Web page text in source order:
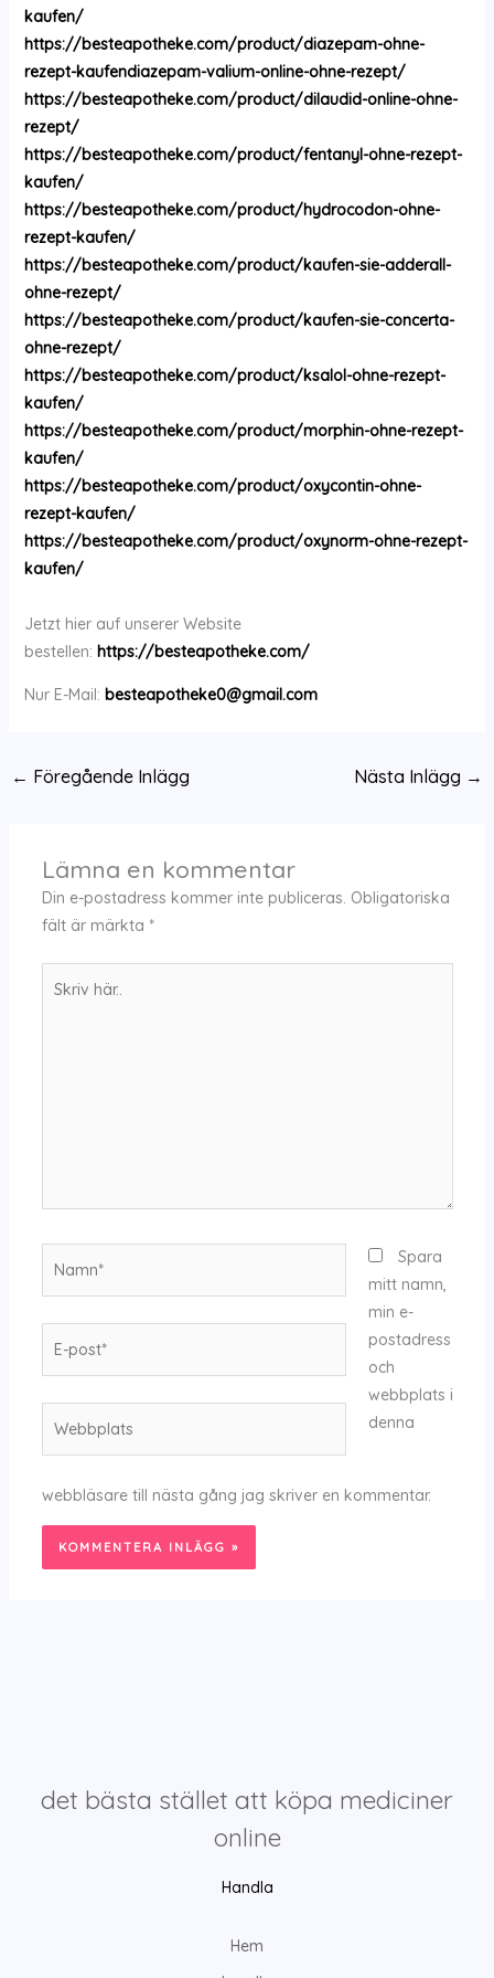
kaufen/
https://besteapotheke.com/product/diazepam-ohne-
rezept-kaufendiazepam-valium-online-ohne-rezept/
https://besteapotheke.com/product/dilaudid-online-ohne-
rezept/
https://besteapotheke.com/product/fentanyl-ohne-rezept-
kaufen/
https://besteapotheke.com/product/hydrocodon-ohne-
rezept-kaufen/
https://besteapotheke.com/product/kaufen-sie-adderall-
ohne-rezept/
https://besteapotheke.com/product/kaufen-sie-concerta-
ohne-rezept/
https://besteapotheke.com/product/ksalol-ohne-rezept-
kaufen/
https://besteapotheke.com/product/morphin-ohne-rezept-
kaufen/
https://besteapotheke.com/product/oxycontin-ohne-
rezept-kaufen/
https://besteapotheke.com/product/oxynorm-ohne-rezept-
kaufen/
Jetzt hier auf unserer Website
bestellen: https://besteapotheke.com/
Nur E-Mail: besteapotheke0@gmail.com
← Föregående Inlägg Nästa Inlägg →
Lämna en kommentar
Din e-postadress kommer inte publiceras. Obligatoriska
fält är märkta *
post*
Spara
mitt namn,
min e-
postadress
och
webbplats i
denna
webbläsare till nästa gång jag skriver en kommentar.
det bästa stället att köpa mediciner
online
Handla
Hem